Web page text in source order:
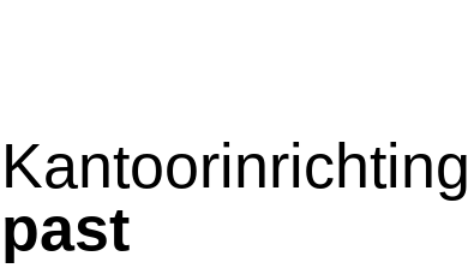
Kantoorinrichting
past